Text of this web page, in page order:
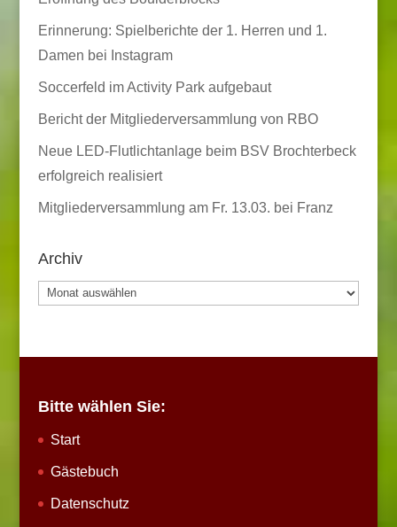
Erinnerung: Spielberichte der 1. Herren und 1.
Damen bei Instagram
Soccerfeld im Activity Park aufgebaut
Bericht der Mitgliederversammlung von RBO
Neue LED-Flutlichtanlage beim BSV Brochterbeck
erfolgreich realisiert
Mitgliederversammlung am Fr. 13.03. bei Franz
Archiv
Archiv
Bitte wählen Sie:
Start
Gästebuch
Datenschutz